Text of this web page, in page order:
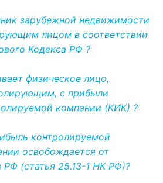
зарубежной недвижимости
лицом в соответствии
Кодекса РФ ?
физическое лицо,
с прибыли
компании (КИК) ?
контролируемой
освобождается от
РФ (статья 25.13-1 НК РФ)?